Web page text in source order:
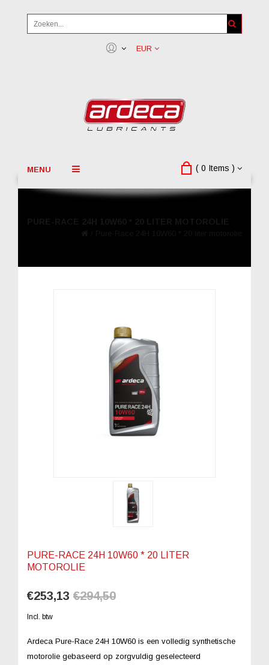
EUR
MENU ( 0 Items )
PURE-RACE 24H 10W60 * 20 LITER
MOTOROLIE
€253,13 €294,50
Incl. btw
Ardeca Pure-Race 24H 10W60 is een volledig synthetische
motorolie gebaseerd op zorgvuldig geselecteerd